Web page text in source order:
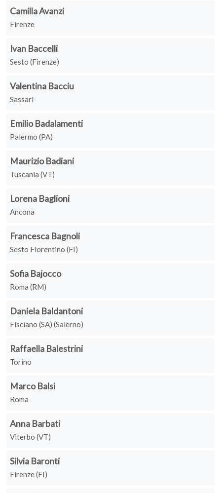
Camilla Avanzi
Firenze
Ivan Baccelli
Sesto (Firenze)
Valentina Bacciu
Sassari
Emilio Badalamenti
Palermo (PA)
Maurizio Badiani
Tuscania (VT)
Lorena Baglioni
Ancona
Francesca Bagnoli
Sesto Fiorentino (FI)
Sofia Bajocco
Roma (RM)
Daniela Baldantoni
Fisciano (SA) (Salerno)
Raffaella Balestrini
Torino
Marco Balsi
Roma
Anna Barbati
Viterbo (VT)
Silvia Baronti
Firenze (FI)